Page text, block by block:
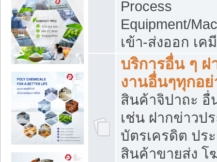
Process
Equipment/
เข้า-ส่งออก เ
บริการอื่น ๆ
งานอื่นๆทุกอ
สินค้าจิปาถะ อื่
เช่น ฝากข่าวป
บัตรเครดิต ปร
สินค้าขายส่ง